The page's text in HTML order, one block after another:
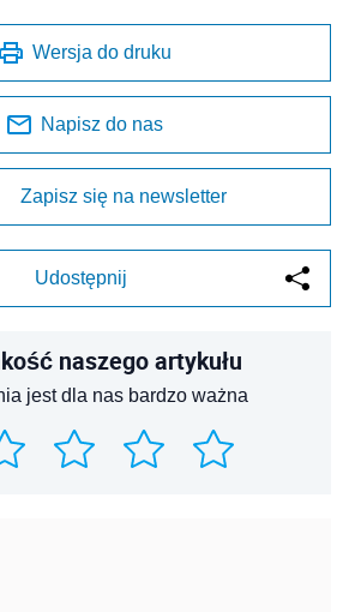
Wersja do druku
Napisz do nas
Zapisz się na newsletter
Udostępnij
naszego artykułu
jest dla nas bardzo ważna